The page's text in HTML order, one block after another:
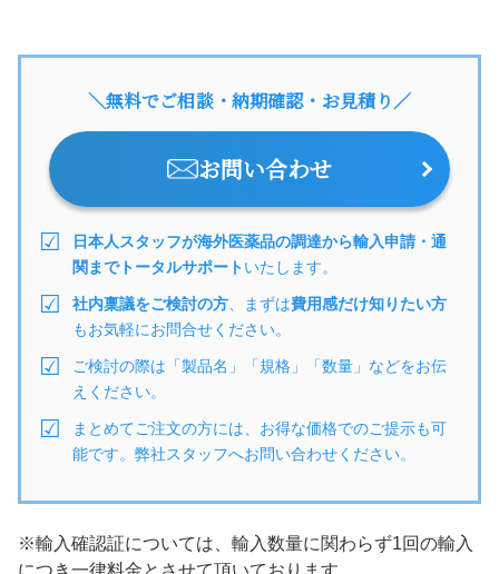
＼無料でご相談・納期確認・お見積り／
お問い合わせ
日本人スタッフが海外医薬品の調達から輸入申請・通
関までトータルサポートいたします。
社内稟議をご検討の方 、まずは費用感だけ知りたい方
もお気軽にお問合せください。
ご検討の際は「製品名」「規格」「数量」などをお伝
えください。
まとめてご注文の方には、お得な価格でのご提示も可
能です。弊社スタッフへお問い合わせください。
※輸入確認証については、輸入数量に関わらず1回の輸入
につき一律料金とさせて頂いております。